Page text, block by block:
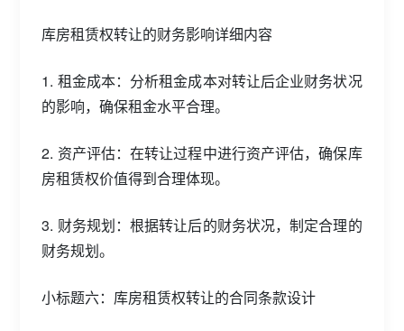
库房租赁权转让的财务影响详细内容
1. 租金成本：分析租金成本对转让后企业财务状况
的影响，确保租金水平合理。
2. 资产评估：在转让过程中进行资产评估，确保库
房租赁权价值得到合理体现。
3. 财务规划：根据转让后的财务状况，制定合理的
财务规划。
小标题六：库房租赁权转让的合同条款设计